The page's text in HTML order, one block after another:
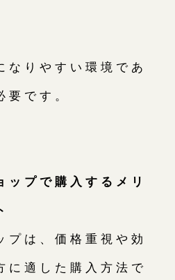
なりやすい環境であ
です。
ップで購入するメリ
プは、価格重視や効
に適した購入方法で